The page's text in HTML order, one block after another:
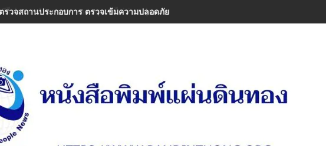
วจสถานประกอบการ ตรวจเข้มความปลอดภัย ป้องกันซ้ำรอยความสูญเสียหมู่